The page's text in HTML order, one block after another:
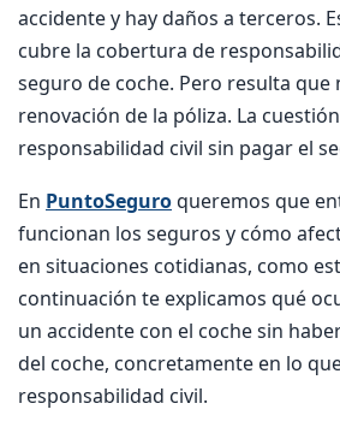
accidente y hay daños a terceros.
cubre la cobertura de
seguro de coche. Pero resulta que
renovación de la póliza. La
responsabilidad civil sin pagar el
En PuntoSeguroqueremos que
funcionan los seguros y cómo
en situaciones cotidianas, como
continuación te explicamos qué
un accidente con el coche sin
del coche, concretamente en lo
responsabilidad civil.